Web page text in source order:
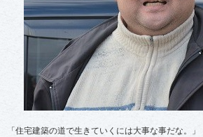
「住宅建築の道で生きていくには大事な事だな。」